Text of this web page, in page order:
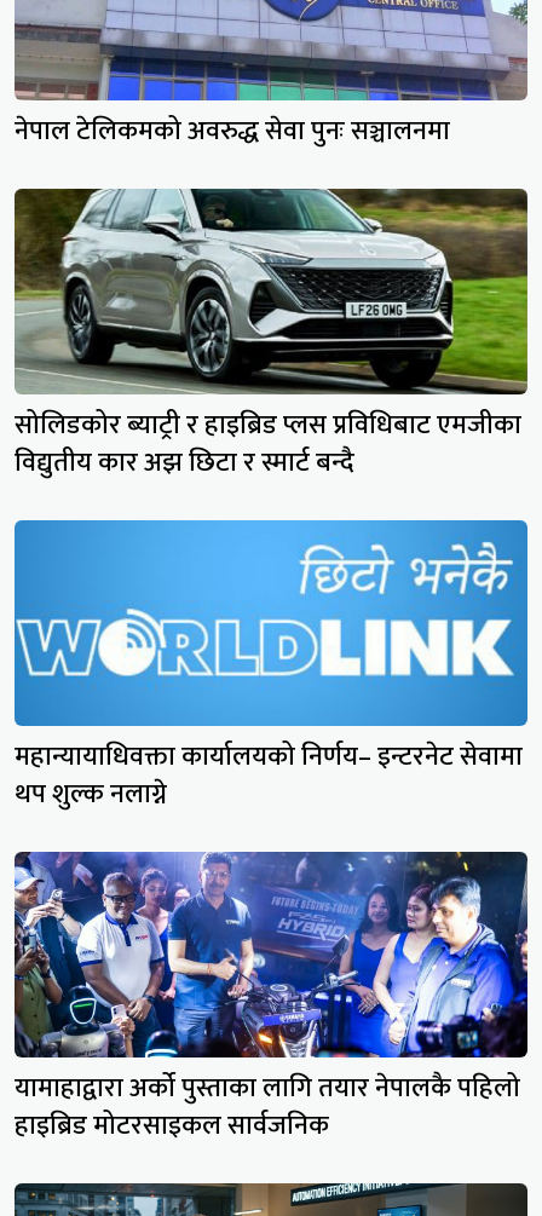
नेपाल टेलिकमको अवरुद्ध सेवा पुनः सञ्चालनमा
सोलिडकोर ब्याट्री र हाइब्रिड प्लस प्रविधिबाट एमजीका
विद्युतीय कार अझ छिटा र स्मार्ट बन्दै
महान्यायाधिवक्ता कार्यालयको निर्णय– इन्टरनेट सेवामा
थप शुल्क नलाग्ने
यामाहाद्वारा अर्को पुस्ताका लागि तयार नेपालकै पहिलो
हाइब्रिड मोटरसाइकल सार्वजनिक